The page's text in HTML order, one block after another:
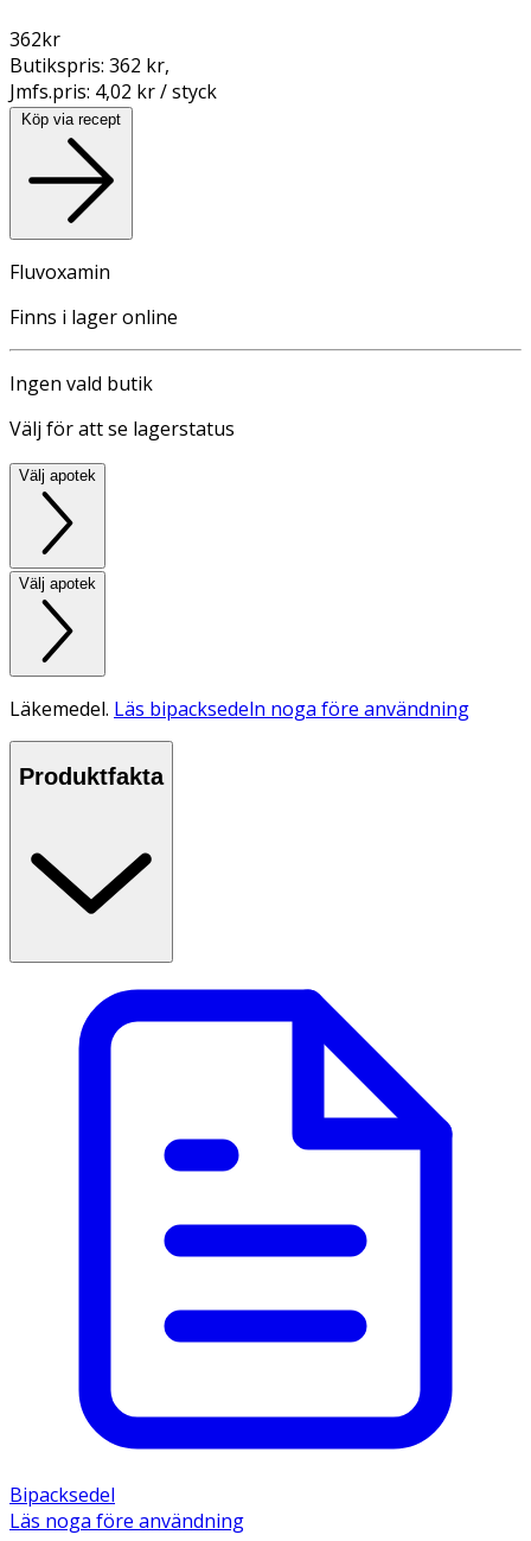
362kr
Butikspris: 362 kr,
Jmfs.pris: 4,02 kr / styck
Köp via recept
Fluvoxamin
Finns i lager online
Ingen vald butik
Välj för att se lagerstatus
Välj apotek
Välj apotek
Läkemedel. Läs bipacksedeln noga före användning
Produktfakta
Bipacksedel
Läs noga före användning